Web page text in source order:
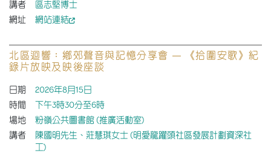
講者
區志堅博士
網址
網站連結
北區迴響：鄉郊聲音與記憶分享會 — 《拾圍安歌》紀
錄片放映及映後座談
日期
2026年8月15日
時間
下午3時30分至6時
場地
粉嶺公共圖書館 (推廣活動室)
講者
陳國明先生、莊慧琪女士 (明愛龍躍頭社區發展計劃資深社
工)